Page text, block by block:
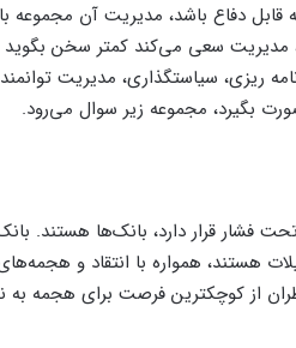
دفاع باشد، مدیریت آن مجموعه
مدیریت سعی می‌کند کمتر سخن بگوید
ریزی، سیاستگذاری، مدیریت
بگیرد، مجموعه زیر سوال می‌رود.
قرار دارد، بانک‌ها هستند.
هستند، همواره با انتقاد و
کوچکترین فرصت برای هجمه به